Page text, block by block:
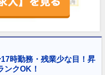
時勤務・残業少な目！昇
クOK！